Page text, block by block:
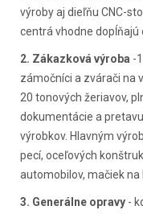
výroby aj dieľňu CNC-
centrá vhodne dopĺňajú
2. Zákazková výroba -
zámočníci a zvárači na
20 tonových žeriavov,
dokumentácie a
výrobkov. Hlavným
pecí, oceľových
automobilov, mačiek
3. Generálne opravy -